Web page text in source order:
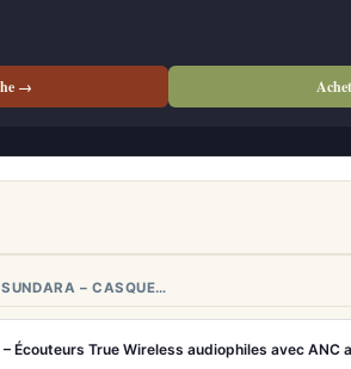
→
– CASQUE…
Écouteurs True Wireless audiophiles avec ANC